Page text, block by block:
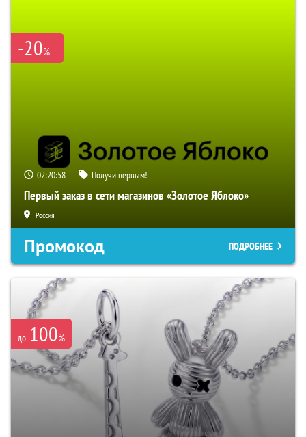
-20%
02:20:57 Получи первым!
Первый заказ в сети магазинов «Золотое Яблоко»
Россия
Промокод ПОДРОБНЕЕ
до 100%